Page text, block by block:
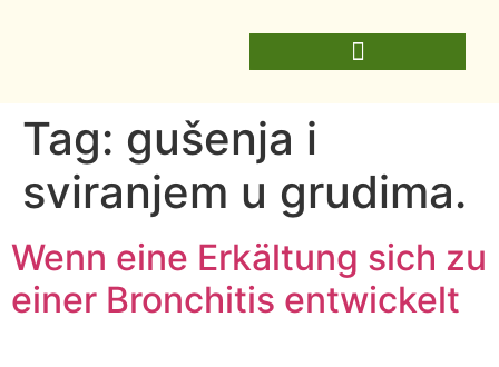
Tag: gušenja i
sviranjem u grudima.
Wenn eine Erkältung sich zu
einer Bronchitis entwickelt